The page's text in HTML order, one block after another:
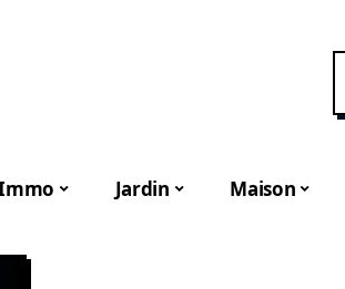
Jardin Maison